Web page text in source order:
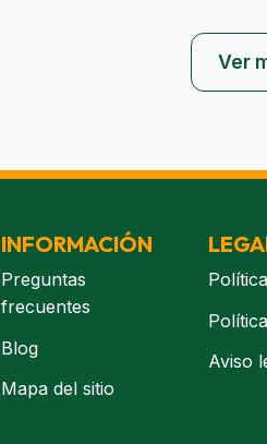
Ver
INFORMACIÓN
Preguntas
frecuentes
Blog
Mapa del sitio
Aviso